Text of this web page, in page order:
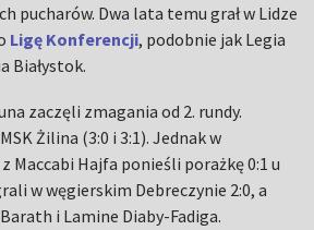
pucharów. Dwa lata temu grał w Lidze
Ligę Konferencji, podobnie jak Legia
Białystok.
zaczęli zmagania od 2. rundy.
Żilina (3:0 i 3:1). Jednak w
Maccabi Hajfa ponieśli porażkę 0:1 u
w węgierskim Debreczynie 2:0, a
i Lamine Diaby-Fadiga.